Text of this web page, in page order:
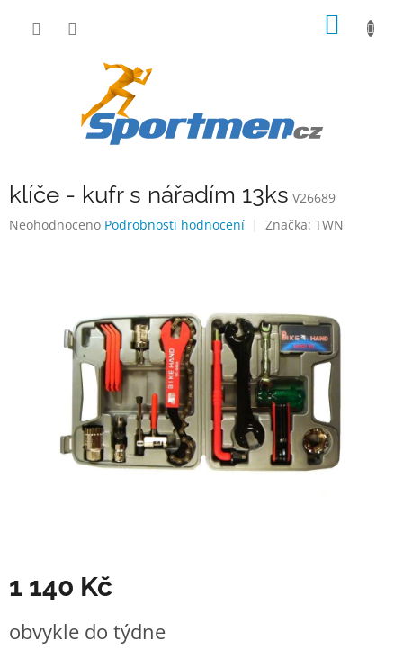
klíče - kufr s nářadím 13ks V26689
Průměrné
hvězdiček.
Neohodnoceno Podrobnosti hodnocení Značka: TWN
1 140 Kč
cena:
obvykle do týdne